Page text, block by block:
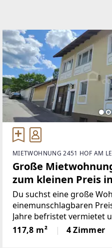
MIETWOHNUNG 2451 HOF AM
Große
zum kleinen Preis
Du suchst eine große
einemunschlagbaren
Jahre befristet vermietet
mieten.Highlights:-
Küche inkl.- Überdachte
117,8 m² 4 Zimmer